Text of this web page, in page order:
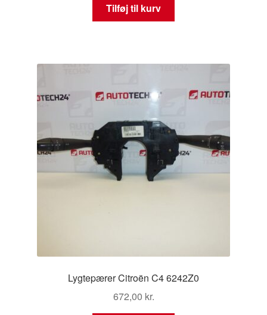
Tilføj til kurv
Lygtepærer Citroën C4 6242Z0
672,00 kr.